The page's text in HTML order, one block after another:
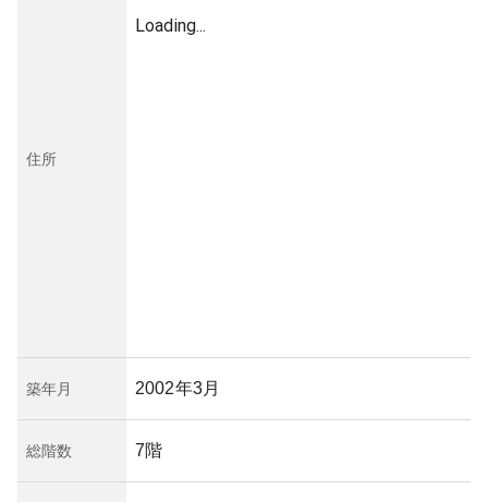
住所
Loading...
築年月 2002年3月
総階数 7階